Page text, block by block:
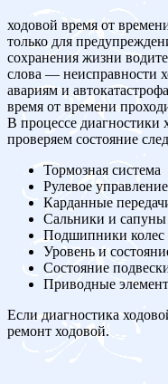
ходовой время от
только для
сохранения жизни
слова — неисправности
авариям и
время от времени
В процессе
проверяем состояние
Тормозная система
Рулевое управление
Карданные
Сальники и сапуны
Подшипники колес
Уровень и
Состояние
Приводные
Если диагностика
ремонт ходовой.